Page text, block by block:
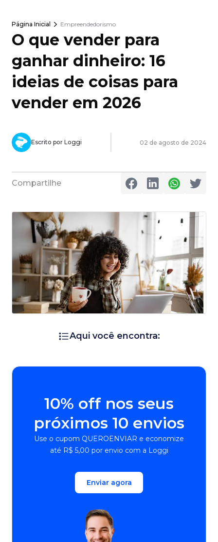
Página Inicial Empreendedorismo
O que vender para
ganhar dinheiro: 16
ideias de coisas para
vender em 2026
Escrito por Loggi 02 de agosto de 2024
Compartilhe
Aqui você encontra:
10% off nos seus
próximos 10 envios
Use o cupom QUEROENVIAR e economize
até R$ 5,00 por envio com a Loggi
Enviar agora